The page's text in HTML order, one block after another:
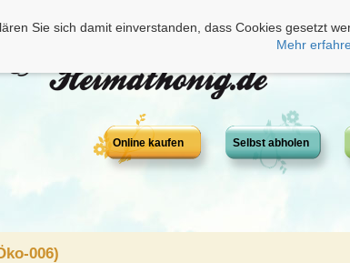
Sie sich damit einverstanden, dass Cookies gesetzt
Mehr
Online kaufen Selbst abholen
006)